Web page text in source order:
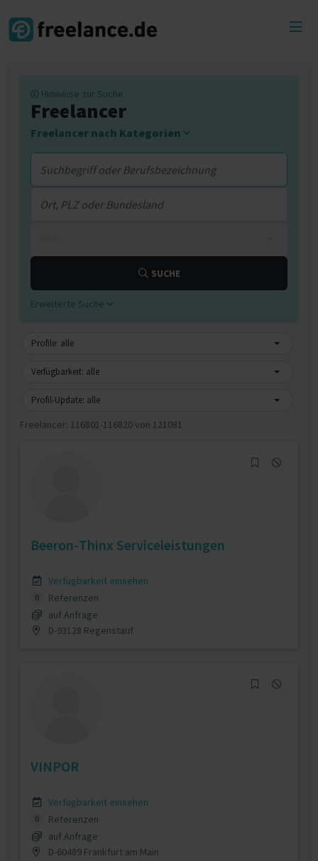
Hinweise zur Suche
Freelancer
Freelancer nach Kategorien
SUCHE
Erweiterte Suche
Profile: alle
Verfügbarkeit: alle
Profil-Update: alle
Freelancer: 116801-116820 von 121081
Beeron-Thinx Serviceleistungen
Verfügbarkeit einsehen
0
Referenzen
auf Anfrage
D-93128 Regenstauf
VINPOR
Verfügbarkeit einsehen
0
Referenzen
auf Anfrage
D-60489 Frankfurt am Main